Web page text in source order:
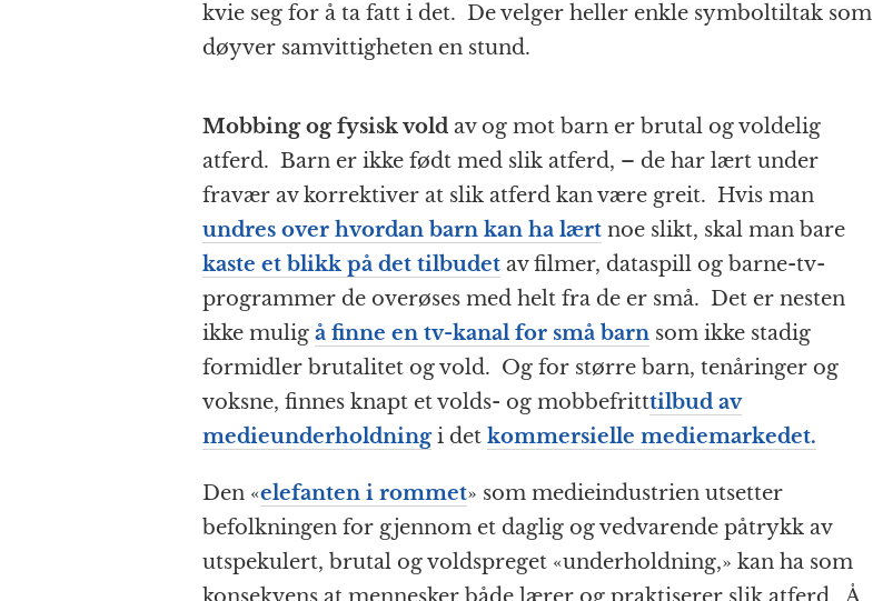
kvie seg for å ta fatt i det. De velger heller enkle symboltiltak som
døyver samvittigheten en stund.
Mobbing og fysisk vold av og mot barn er brutal og voldelig
atferd. Barn er ikke født med slik atferd, – de har lært under
fravær av korrektiver at slik atferd kan være greit. Hvis man
undres over hvordan barn kan ha lært noe slikt, skal man bare
kaste et blikk på det tilbudet av filmer, dataspill og barne-tv-
programmer de overøses med helt fra de er små. Det er nesten
ikke mulig å finne en tv-kanal for små barn som ikke stadig
formidler brutalitet og vold. Og for større barn, tenåringer og
voksne, finnes knapt et volds- og mobbefritttilbud av
medieunderholdningi det kommersielle mediemarkedet.
Den «elefanten i rommet» som medieindustrien utsetter
befolkningen for gjennom et daglig og vedvarende påtrykk av
utspekulert, brutal og voldspreget «underholdning,» kan ha som